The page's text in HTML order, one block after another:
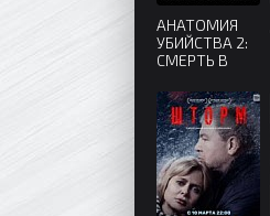
АНАТОМИЯ
УБИЙСТВА 2:
СМЕРТЬ В
(2019)